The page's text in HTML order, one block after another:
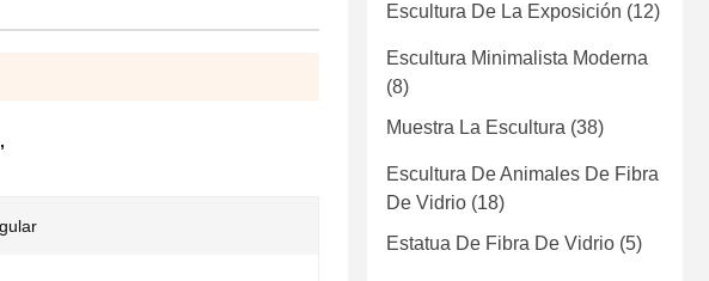
,
Escultura De La Exposición (12)
Escultura Minimalista Moderna
(8)
Muestra La Escultura (38)
Escultura De Animales De Fibra
De Vidrio (18)
Estatua De Fibra De Vidrio (5)